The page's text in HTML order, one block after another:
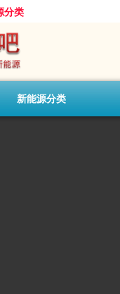
分类
新能源分类